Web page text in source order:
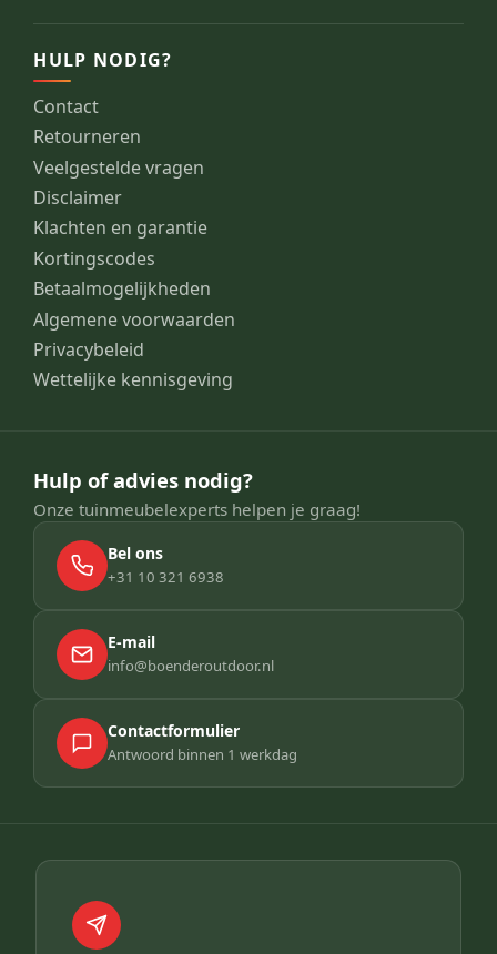
HULP NODIG?
Contact
Retourneren
Veelgestelde vragen
Disclaimer
Klachten en garantie
Kortingscodes
Betaalmogelijkheden
Algemene voorwaarden
Privacybeleid
Wettelijke kennisgeving
Hulp of advies nodig?
Onze tuinmeubelexperts helpen je graag!
Bel ons
+31 10 321 6938
E-mail
info@boenderoutdoor.nl
Contactformulier
Antwoord binnen 1 werkdag